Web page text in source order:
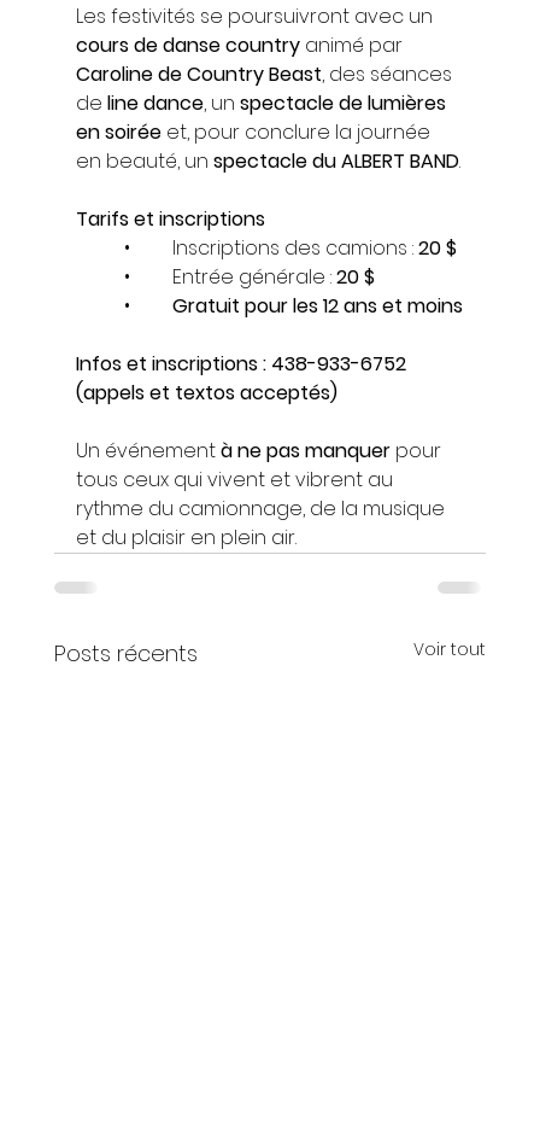
Les festivités se poursuivront avec un
cours de danse country animé par
Caroline de Country Beast, des séances
de line dance, un spectacle de lumières
en soirée et, pour conclure la journée
en beauté, un spectacle du ALBERT BAND.
Tarifs et inscriptions
	•	Inscriptions des camions :
20 $
	•	Entrée générale :
20 $
Gratuit pour les 12 ans et moins
Infos et inscriptions : 438-933-6752
(appels et textos acceptés)
Un événement à ne pas manquer pour
tous ceux qui vivent et vibrent au
rythme du camionnage, de la musique
et du plaisir en plein air.
Posts récents Voir tout